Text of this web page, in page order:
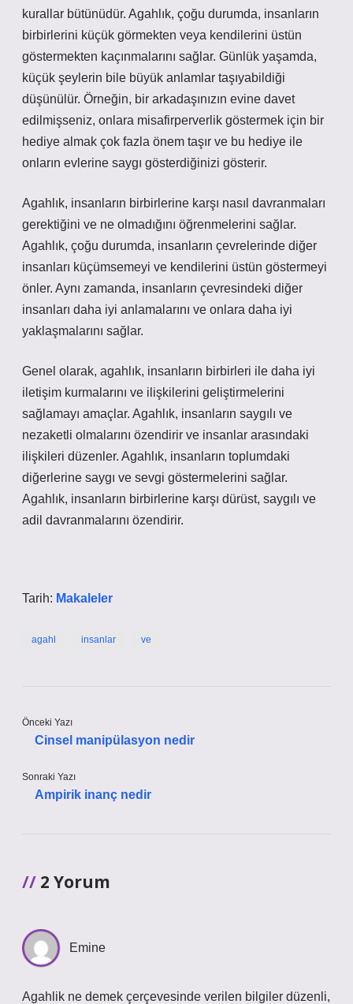
kurallar bütünüdür. Agahlık, çoğu durumda, insanların
birbirlerini küçük görmekten veya kendilerini üstün
göstermekten kaçınmalarını sağlar. Günlük yaşamda,
küçük şeylerin bile büyük anlamlar taşıyabildiği
düşünülür. Örneğin, bir arkadaşınızın evine davet
edilmişseniz, onlara misafirperverlik göstermek için bir
hediye almak çok fazla önem taşır ve bu hediye ile
onların evlerine saygı gösterdiğinizi gösterir.
Agahlık, insanların birbirlerine karşı nasıl davranmaları
gerektiğini ve ne olmadığını öğrenmelerini sağlar.
Agahlık, çoğu durumda, insanların çevrelerinde diğer
insanları küçümsemeyi ve kendilerini üstün göstermeyi
önler. Aynı zamanda, insanların çevresindeki diğer
insanları daha iyi anlamalarını ve onlara daha iyi
yaklaşmalarını sağlar.
Genel olarak, agahlık, insanların birbirleri ile daha iyi
iletişim kurmalarını ve ilişkilerini geliştirmelerini
sağlamayı amaçlar. Agahlık, insanların saygılı ve
nezaketli olmalarını özendirir ve insanlar arasındaki
ilişkileri düzenler. Agahlık, insanların toplumdaki
diğerlerine saygı ve sevgi göstermelerini sağlar.
Agahlık, insanların birbirlerine karşı dürüst, saygılı ve
adil davranmalarını özendirir.
Tarih: Makaleler
agahl insanlar ve
Önceki Yazı
Cinsel manipülasyon nedir
Sonraki Yazı
Ampirik inanç nedir
2 Yorum
Emine
Agahlik ne demek çerçevesinde verilen bilgiler düzenli,